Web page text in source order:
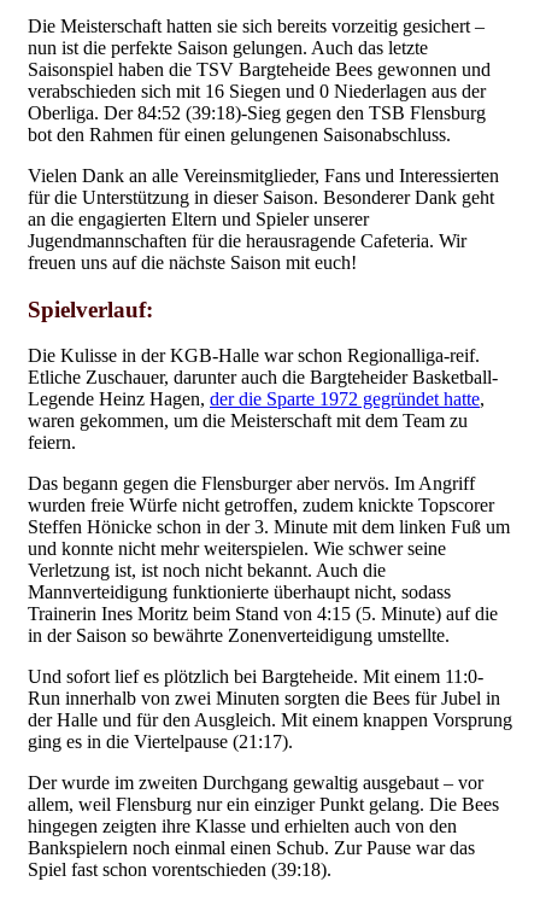
Die Meisterschaft hatten sie sich bereits vorzeitig gesichert –
nun ist die perfekte Saison gelungen. Auch das letzte
Saisonspiel haben die TSV Bargteheide Bees gewonnen und
verabschieden sich mit 16 Siegen und 0 Niederlagen aus der
Oberliga. Der 84:52 (39:18)-Sieg gegen den TSB Flensburg
bot den Rahmen für einen gelungenen Saisonabschluss.
Vielen Dank an alle Vereinsmitglieder, Fans und Interessierten
für die Unterstützung in dieser Saison. Besonderer Dank geht
an die engagierten Eltern und Spieler unserer
Jugendmannschaften für die herausragende Cafeteria. Wir
freuen uns auf die nächste Saison mit euch!
Spielverlauf:
Die Kulisse in der KGB-Halle war schon Regionalliga-reif.
Etliche Zuschauer, darunter auch die Bargteheider Basketball-
Legende Heinz Hagen, der die Sparte 1972 gegründet hatte,
waren gekommen, um die Meisterschaft mit dem Team zu
feiern.
Das begann gegen die Flensburger aber nervös. Im Angriff
wurden freie Würfe nicht getroffen, zudem knickte Topscorer
Steffen Hönicke schon in der 3. Minute mit dem linken Fuß um
und konnte nicht mehr weiterspielen. Wie schwer seine
Verletzung ist, ist noch nicht bekannt. Auch die
Mannverteidigung funktionierte überhaupt nicht, sodass
Trainerin Ines Moritz beim Stand von 4:15 (5. Minute) auf die
in der Saison so bewährte Zonenverteidigung umstellte.
Und sofort lief es plötzlich bei Bargteheide. Mit einem 11:0-
Run innerhalb von zwei Minuten sorgten die Bees für Jubel in
der Halle und für den Ausgleich. Mit einem knappen Vorsprung
ging es in die Viertelpause (21:17).
Der wurde im zweiten Durchgang gewaltig ausgebaut – vor
allem, weil Flensburg nur ein einziger Punkt gelang. Die Bees
hingegen zeigten ihre Klasse und erhielten auch von den
Bankspielern noch einmal einen Schub. Zur Pause war das
Spiel fast schon vorentschieden (39:18).